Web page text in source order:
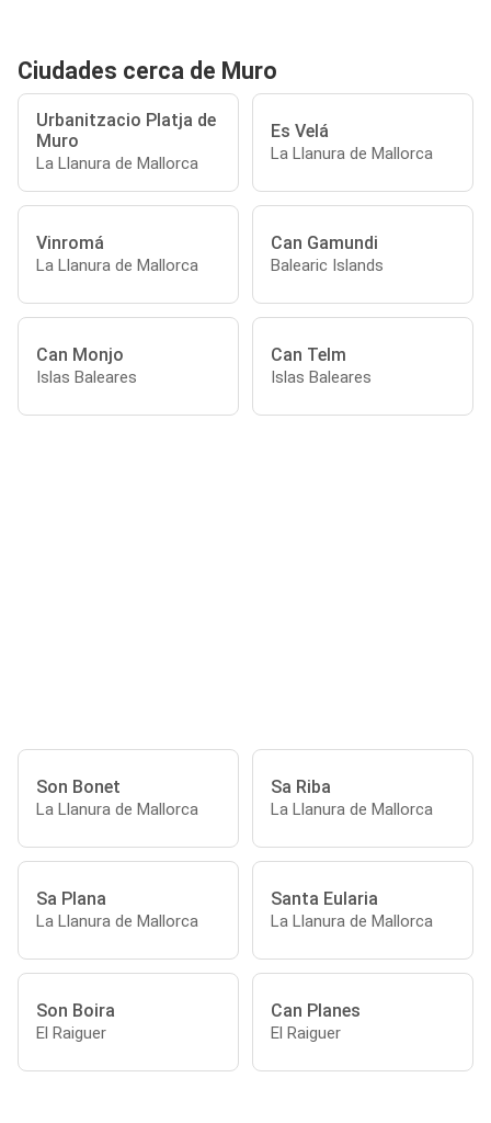
Ciudades cerca de Muro
Urbanitzacio Platja de
Muro
La Llanura de Mallorca
Es Velá
La Llanura de Mallorca
Vinromá
La Llanura de Mallorca
Can Gamundi
Balearic Islands
Can Monjo
Islas Baleares
Can Telm
Islas Baleares
Son Bonet
La Llanura de Mallorca
Sa Riba
La Llanura de Mallorca
Sa Plana
La Llanura de Mallorca
Santa Eularia
La Llanura de Mallorca
Son Boira
El Raiguer
Can Planes
El Raiguer